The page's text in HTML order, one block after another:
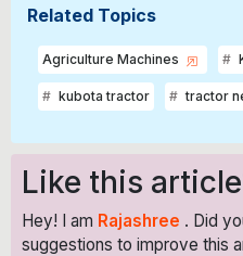
Related Topics
Agriculture Machines
kubota tractor tractor
Like this
Hey! I am Rajashree . Did
suggestions to improve this